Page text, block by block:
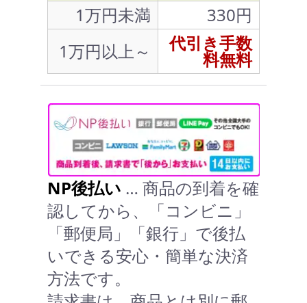
1万円未満
330円
1万円以上～
代引き手数
料無料
NP後払い … 商品の到着を確
認してから、「コンビニ」
「郵便局」「銀行」で後払
いできる安心・簡単な決済
方法です。